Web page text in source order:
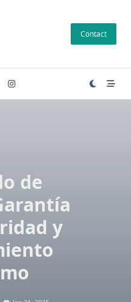
Contact
de
y